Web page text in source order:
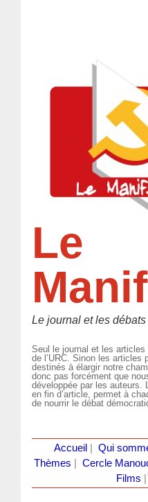
Le
Le journal et les débats
Seul le journal et les articles
de l’URC. Sinon les articles
destinés à élargir notre
donc pas forcément que
développée par les auteurs.
en fin d’article, permet à
de nourrir le débat
Accueil Qui
Thèmes
Cercle
Films